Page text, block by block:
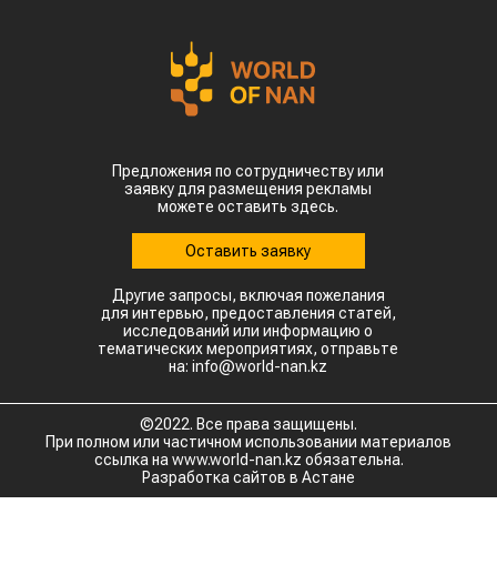
Предложения по сотрудничеству или
заявку для размещения рекламы
можете оставить здесь.
Оставить заявку
Другие запросы, включая пожелания
для интервью, предоставления статей,
исследований или информацию о
тематических мероприятиях, отправьте
на: info@world-nan.kz
©2022. Все права защищены.
При полном или частичном использовании материалов
ссылка на www.world-nan.kz обязательна.
Разработка сайтов в Астане